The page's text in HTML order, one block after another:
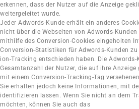
erkennen, dass der Nutzer auf die Anzeige
weitergeleitet wurde.
Jeder Adwords-Kunde erhält ein anderes
nicht über die Webseiten von Adwords-
mithilfe des Conversion-Cookies eingeholten
Conversion-Statistiken für Adwords-Kunden
ion-Tracking entschieden haben. Die Adwords-
Gesamtanzahl der Nutzer, die auf ihre
mit einem Conversion-Tracking-Tag
Sie erhalten jedoch keine Informationen, mit
identifizieren lassen. Wenn Sie nicht an dem
möchten, können Sie auch das